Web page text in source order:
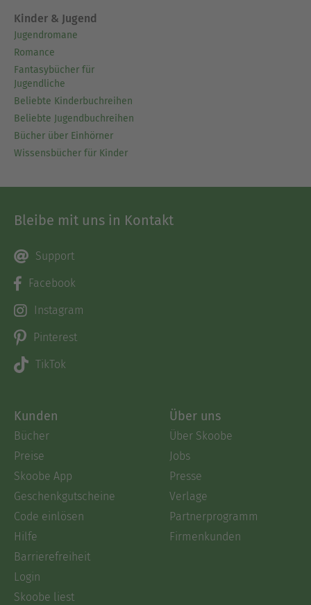
Kinder & Jugend
Jugendromane
Romance
Fantasybücher für
Jugendliche
Beliebte Kinderbuchreihen
Beliebte Jugendbuchreihen
Bücher über Einhörner
Wissensbücher für Kinder
Bleibe mit uns in Kontakt
Support
Facebook
Instagram
Pinterest
TikTok
Kunden
Bücher
Preise
Skoobe App
Geschenkgutscheine
Code einlösen
Hilfe
Barrierefreiheit
Login
Skoobe liest
Über uns
Über Skoobe
Jobs
Presse
Verlage
Partnerprogramm
Firmenkunden